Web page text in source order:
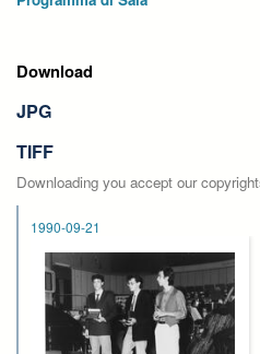
Download
JPG
TIFF
Downloading you accept our
1990-09-21